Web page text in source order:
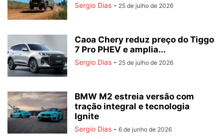
Sergio Dias - 25 de julho de 2026
Caoa Chery reduz preço do Tiggo
7 Pro PHEV e amplia...
Sergio Dias - 25 de julho de 2026
BMW M2 estreia versão com
tração integral e tecnologia
Ignite
Sergio Dias - 6 de junho de 2026